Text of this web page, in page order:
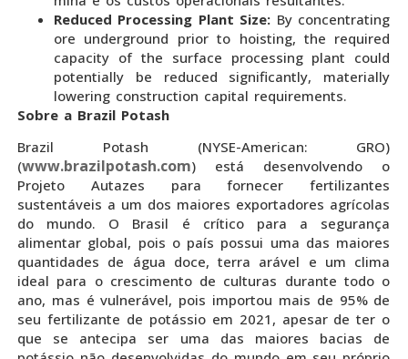
Reduced Processing Plant Size: By concentrating
ore underground prior to hoisting, the required
capacity of the surface processing plant could
potentially be reduced significantly, materially
lowering construction capital requirements.
Sobre a Brazil Potash
Brazil Potash (NYSE-American: GRO)
(www.brazilpotash.com) está desenvolvendo o
Projeto Autazes para fornecer fertilizantes
sustentáveis a um dos maiores exportadores agrícolas
do mundo. O Brasil é crítico para a segurança
alimentar global, pois o país possui uma das maiores
quantidades de água doce, terra arável e um clima
ideal para o crescimento de culturas durante todo o
ano, mas é vulnerável, pois importou mais de 95% de
seu fertilizante de potássio em 2021, apesar de ter o
que se antecipa ser uma das maiores bacias de